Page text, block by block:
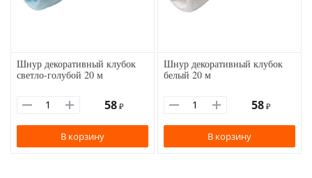
Шнур декоративный клубок
светло-голубой 20 м
58 ₽
В корзину
Шнур декоративный клубок
белый 20 м
58 ₽
В корзину